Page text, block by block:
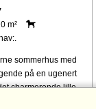
m²
sommerhus med
på en ugenert
charmerende lille
ca. 5 km nord